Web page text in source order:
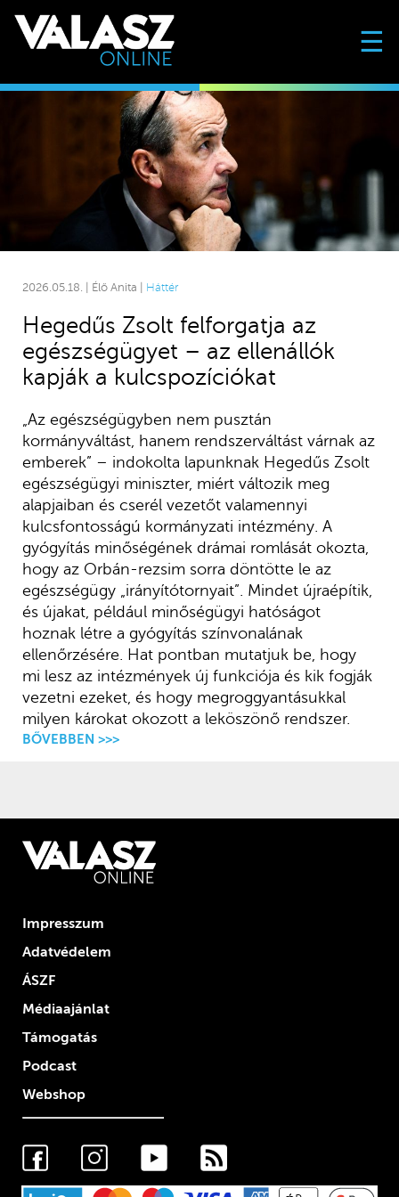
☰
2026.05.18. | Élő Anita | Háttér
Hegedűs Zsolt felforgatja az
egészségügyet – az ellenállók
kapják a kulcspozíciókat
„Az egészségügyben nem pusztán
kormányváltást, hanem rendszerváltást várnak az
emberek” – indokolta lapunknak Hegedűs Zsolt
egészségügyi miniszter, miért változik meg
alapjaiban és cserél vezetőt valamennyi
kulcsfontosságú kormányzati intézmény. A
gyógyítás minőségének drámai romlását okozta,
hogy az Orbán-rezsim sorra döntötte le az
egészségügy „irányítótornyait”. Mindet újraépítik,
és újakat, például minőségügyi hatóságot
hoznak létre a gyógyítás színvonalának
ellenőrzésére. Hat pontban mutatjuk be, hogy
mi lesz az intézmények új funkciója és kik fogják
vezetni ezeket, és hogy megroggyantásukkal
milyen károkat okozott a leköszönő rendszer.
BŐVEBBEN >>>
Impresszum
Adatvédelem
ÁSZF
Médiaajánlat
Támogatás
Podcast
Webshop